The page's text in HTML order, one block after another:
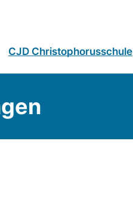
CJD Christophorusschule